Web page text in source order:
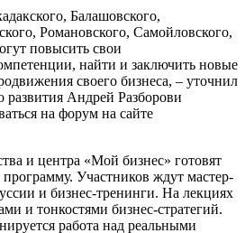
Балашовского,
Романовского, Самойловского,
повысить свои
найти и заключить новые
своего бизнеса, – уточнил
развития Андрей Разборови
на форум на сайте
и центра «Мой бизнес» готовят
Участников ждут мастер-
и бизнес-тренинги. На лекциях
и тонкостями бизнес-стратегий.
работа над реальными